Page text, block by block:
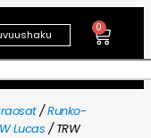
0
/Runko-
Lucas / TRW